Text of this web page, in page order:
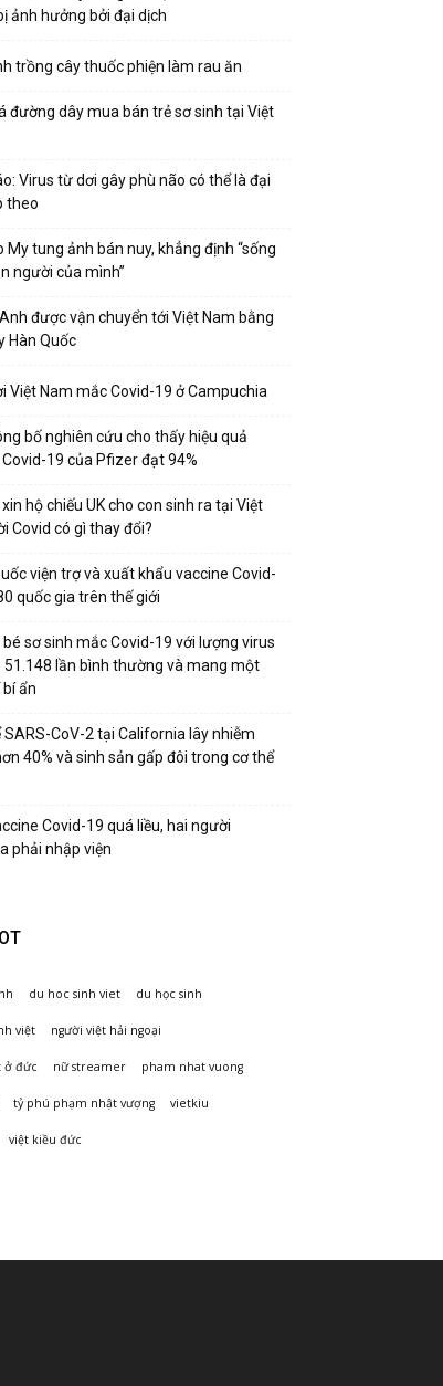
ảnh hưởng bởi đại dịch
trồng cây thuốc phiện làm rau ăn
đường dây mua bán trẻ sơ sinh tại Việt
Virus từ dơi gây phù não có thể là đại
theo
My tung ảnh bán nuy, khẳng định “sống
người của mình”
được vận chuyển tới Việt Nam bằng
Hàn Quốc
Việt Nam mắc Covid-19 ở Campuchia
bố nghiên cứu cho thấy hiệu quả
19 của Pfizer đạt 94%
hộ chiếu UK cho con sinh ra tại Việt
Covid có gì thay đổi?
viện trợ và xuất khẩu vaccine Covid-
quốc gia trên thế giới
sơ sinh mắc Covid-19 với lượng virus
51.148 lần bình thường và mang một
bí ẩn
SARS-CoV-2 tại California lây nhiễm
40% và sinh sản gấp đôi trong cơ thể
Covid-19 quá liều, hai người
phải nhập viện
du hoc sinh viet du học sinh
việt người việt hải ngoại
ở đức nữ streamer pham nhat vuong
tỷ phú phạm nhật vượng vietkiu
việt kiều đức